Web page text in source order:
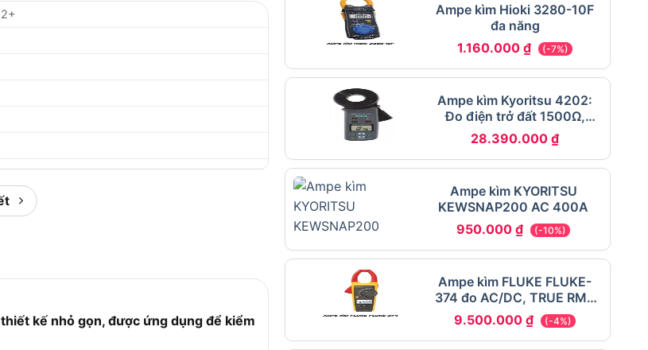
kế nhỏ gọn, được ứng dụng để kiểm
Ampe kìm Hioki 3280-10F
đa năng
1.160.000₫ (-7%)
Ampe kìm Kyoritsu 4202:
Đo điện trở đất 1500Ω,
Bluetooth
28.390.000₫
Ampe kìm KYORITSU
KEWSNAP200 AC 400A
950.000₫ (-10%)
Ampe kìm FLUKE FLUKE-
374 đo AC/DC, TRUE RMS
600A
9.500.000₫ (-4%)